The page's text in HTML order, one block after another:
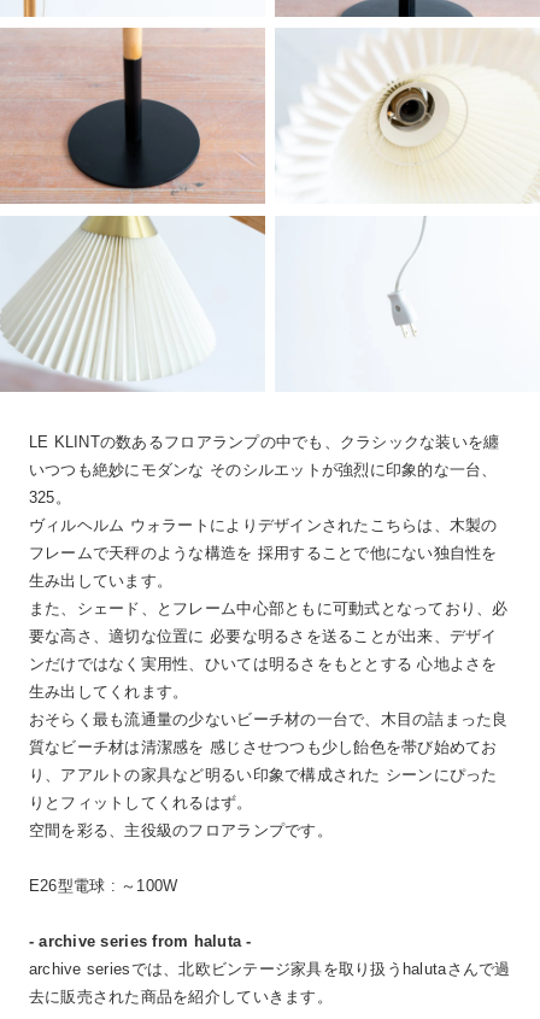
LE KLINTの数あるフロアランプの中でも、クラシックな装いを纏
いつつも絶妙にモダンな そのシルエットが強烈に印象的な一台、
325。
ヴィルヘルム ウォラートによりデザインされたこちらは、木製の
フレームで天秤のような構造を 採用することで他にない独自性を
生み出しています。
また、シェード、とフレーム中心部ともに可動式となっており、必
要な高さ、適切な位置に 必要な明るさを送ることが出来、デザイ
ンだけではなく実用性、ひいては明るさをもととする 心地よさを
生み出してくれます。
おそらく最も流通量の少ないビーチ材の一台で、木目の詰まった良
質なビーチ材は清潔感を 感じさせつつも少し飴色を帯び始めてお
り、アアルトの家具など明るい印象で構成された シーンにぴった
りとフィットしてくれるはず。
空間を彩る、主役級のフロアランプです。
E26型電球 : ～100W
- archive series from haluta -
archive seriesでは、北欧ビンテージ家具を取り扱うhalutaさんで過
去に販売された商品を紹介していきます。